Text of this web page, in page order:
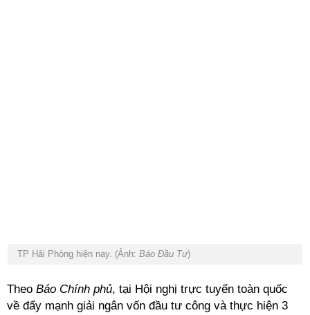
TP Hải Phòng hiện nay. (Ảnh: Báo Đầu Tư)
Theo Báo Chính phủ, tại Hội nghị trực tuyến toàn quốc
về đẩy mạnh giải ngân vốn đầu tư công và thực hiện 3